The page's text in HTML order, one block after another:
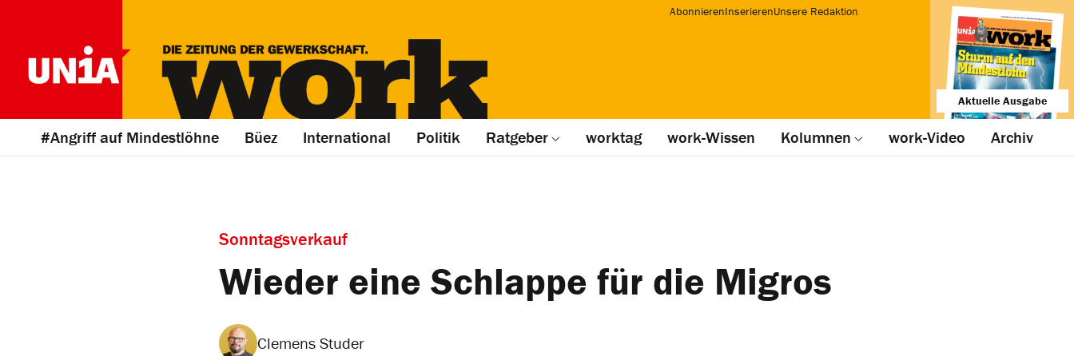
AbonnierenInserierenUnsere Redaktion
Aktuelle Ausgabe
#Angriff auf Mindestlöhne Büez International Politik Ratgeber worktag work-Wissen Kolumnen work-Video Archiv
Sonntagsverkauf
Wieder eine Schlappe für die Migros
Clemens Studer